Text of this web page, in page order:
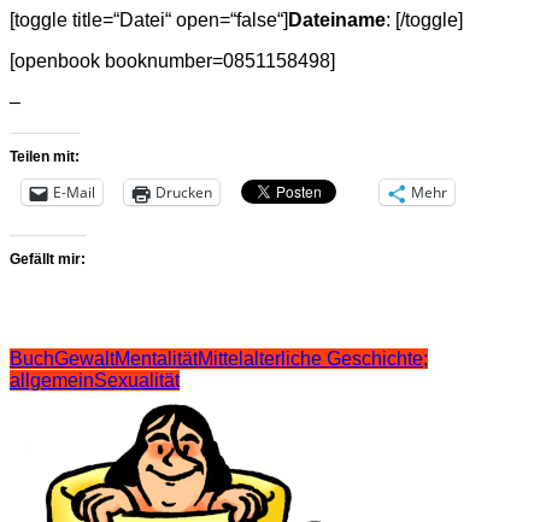
[toggle title=“Datei“ open=“false“] Dateiname: [/toggle]
[openbook booknumber=0851158498]
–
Teilen mit:
E-Mail Drucken Mehr
Gefällt mir:
BuchGewaltMentalitätMittelalterliche Geschichte;
allgemeinSexualität